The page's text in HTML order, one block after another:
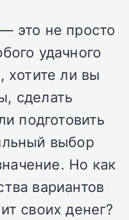
это не просто
удачного
хотите ли вы
сделать
подготовить
выбор
Но как
вариантов
своих денег?